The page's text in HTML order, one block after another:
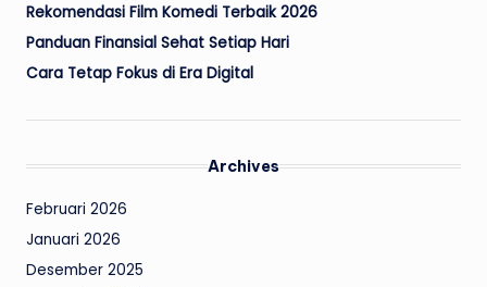
Rekomendasi Film Komedi Terbaik 2026
Panduan Finansial Sehat Setiap Hari
Cara Tetap Fokus di Era Digital
Archives
Februari 2026
Januari 2026
Desember 2025